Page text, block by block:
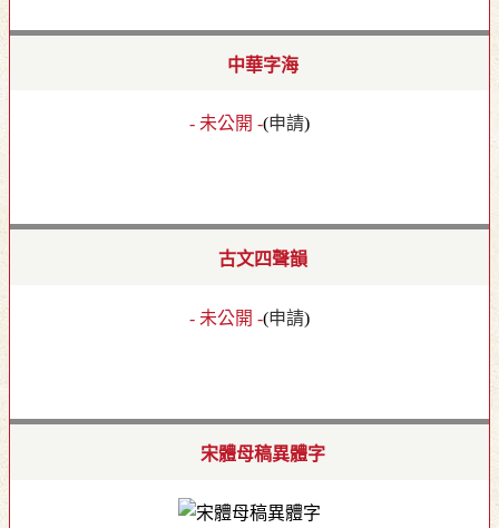
中華字海
- 未公開 -(申請)
古文四聲韻
- 未公開 -(申請)
宋體母稿異體字